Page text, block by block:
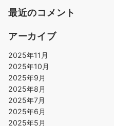
最近のコメント
アーカイブ
2025年11月
2025年10月
2025年9月
2025年8月
2025年7月
2025年6月
2025年5月